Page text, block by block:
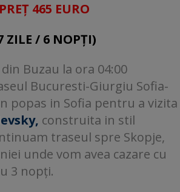
PREȚ 465 EURO
ZILE / 6 NOPȚI)
din Buzau la ora 04:00
Bucuresti-Giurgiu Sofia-
popas in Sofia pentru a vizita
construita in stil
traseul spre Skopje,
unde vom avea cazare cu
3 nopți.